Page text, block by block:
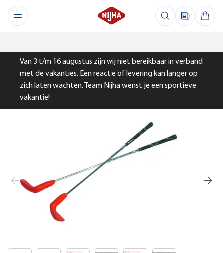
Van 3 t/m 16 augustus zijn wij niet bereikbaar in verband
met de vakanties. Een reactie of levering kan langer op
zich laten wachten. Team Nijha wenst je een sportieve
vakantie!